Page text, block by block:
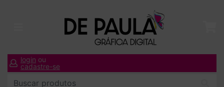
login ou
cadastre-se